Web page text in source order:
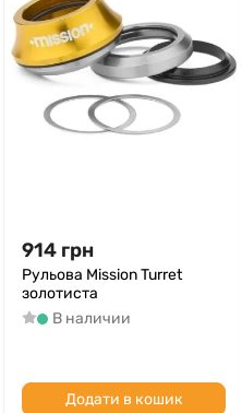
914 грн
Рульова Mission Turret
золотиста
В наличии
Додати в кошик